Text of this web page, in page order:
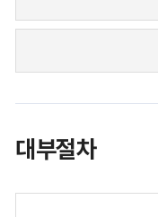
대부절차